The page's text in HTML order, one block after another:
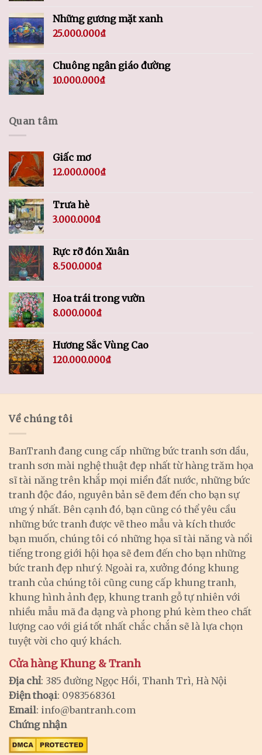
Những gương mặt xanh
25.000.000₫
Chuông ngân giáo đường
10.000.000₫
Quan tâm
Giấc mơ
12.000.000₫
Trưa hè
3.000.000₫
Rực rỡ đón Xuân
8.500.000₫
Hoa trái trong vườn
8.000.000₫
Hương Sắc Vùng Cao
120.000.000₫
Về chúng tôi
BanTranh đang cung cấp những bức tranh sơn dầu,
tranh sơn mài nghệ thuật đẹp nhất từ hàng trăm họa
sĩ tài năng trên khắp mọi miền đất nước, những bức
tranh độc đáo, nguyên bản sẽ đem đến cho bạn sự
ưng ý nhất. Bên cạnh đó, bạn cũng có thể yêu cầu
những bức tranh được vẽ theo mẫu và kích thước
bạn muốn, chúng tôi có những họa sĩ tài năng và nổi
tiếng trong giới hội họa sẽ đem đến cho bạn những
bức tranh đẹp như ý. Ngoài ra, xưởng đóng khung
tranh của chúng tôi cũng cung cấp khung tranh,
khung hình ảnh đẹp, khung tranh gỗ tự nhiên với
nhiều mẫu mã đa dạng và phong phú kèm theo chất
lượng cao với giá tốt nhất chắc chắn sẽ là lựa chọn
tuyệt vời cho quý khách.
Cửa hàng Khung & Tranh
Địa chỉ: 385 đường Ngọc Hồi, Thanh Trì, Hà Nội
Điện thoại: 0983568361
Email: info@bantranh.com
Chứng nhận